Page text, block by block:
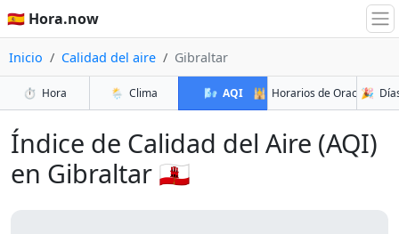
🇪🇸 Hora.now
Inicio Calidad del aire Gibraltar
⏱️ Hora 🌦️ Clima 🌬️ AQI 🕌 Horarios de Oración
🎉
Índice de Calidad del Aire (AQI)
en Gibraltar 🇬🇮